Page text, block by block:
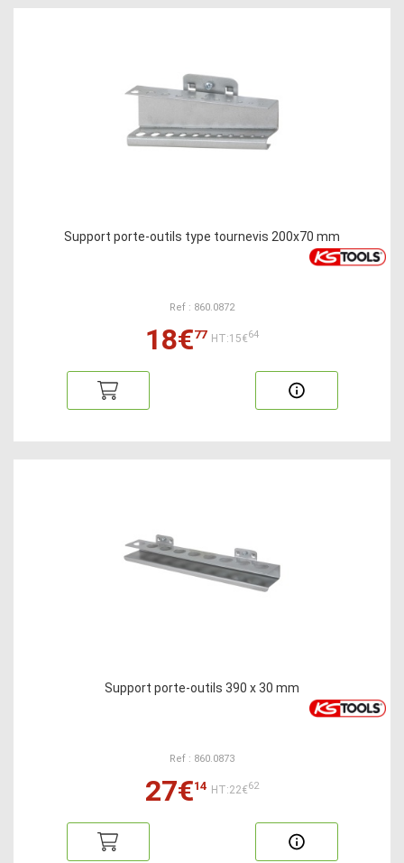
Support porte-outils type tournevis 200x70 mm
Ref : 860.0872
18€77 HT:15€64
Support porte-outils 390 x 30 mm
Ref : 860.0873
27€14 HT:22€62